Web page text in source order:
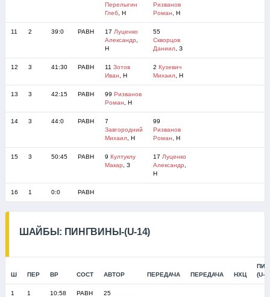
Перелыгин
Глеб, Н
Ризванов
Роман , Н
11 2 39:0 РАВН 17 Луценко
Александр
Н
55
Скворцов
Даниил, З
12 3 41:30 РАВН 11 Зотов
Иван , Н
2 Кузевич
Михаил, Н
13 3 42:15 РАВН 99 Ризванов
Роман , Н
14 3 44:0 РАВН
7
Завгородний
Михаил, Н
99
Ризванов
Роман , Н
15 3 50:45 РАВН 9 Култуклу
Макар , З
17 Луценко
Александр
Н
16 1 0:0 РАВН
ШАЙБЫ: ПИНГВИНЫ-(U-14)
Ш ПЕР ВР СОСТ АВТОР ПЕРЕДАЧА ПЕРЕДАЧА НХЦ
(U-
1 1 10:58 РАВН
25